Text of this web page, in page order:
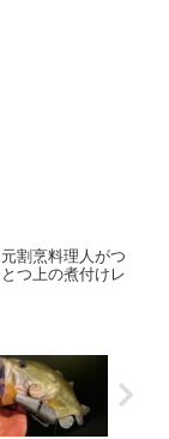
割烹料理人がつ
つ上の煮付けレ